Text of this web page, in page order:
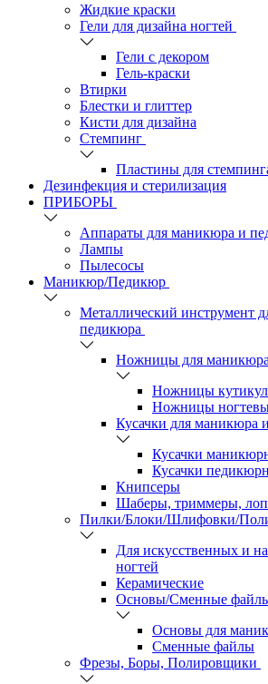
Жидкие краски
Гели для дизайна ногтей
Гели с декором
Гель-краски
Втирки
Блестки и глиттер
Кисти для дизайна
Стемпинг
Пластины для
Дезинфекция и стерилизация
ПРИБОРЫ
Аппараты для маникюра и
Лампы
Пылесосы
Маникюр/Педикюр
Металлический инструмент
педикюра
Ножницы для маникюра
Ножницы
Ножницы
Кусачки для маникюра
Кусачки
Кусачки
Книпсеры
Шаберы, триммеры,
Пилки/Блоки/Шлифовки/
Для искусственных и
ногтей
Керамические
Основы/Сменные
Основы для
Сменные файлы
Фрезы, Боры, Полировщики